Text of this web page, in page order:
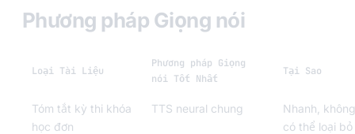
Phương pháp Giọng nói
Loại Tài Liệu
Phương pháp Giọng
nói Tốt Nhất
Tại Sao
Tóm tắt kỳ thi khóa
học đơn
TTS neural chung
Nhanh,
có thể loại bỏ